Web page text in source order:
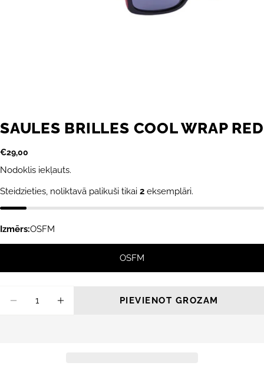
SAULES BRILLES COOL WRAP RED
Parastā
cena
€29,00
Nodoklis iekļauts.
Steidzieties, noliktavā palikuši tikai 2 eksemplāri.
Izmērs:OSFM
OSFM
PIEVIENOT GROZAM